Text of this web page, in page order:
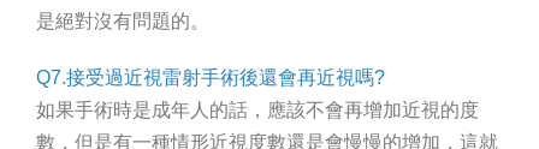
是絕對沒有問題的。
Q7.接受過近視雷射手術後還會再近視嗎?
如果手術時是成年人的話，應該不會再增加近視的度
數，但是有一種情形近視度數還是會慢慢的增加，這就